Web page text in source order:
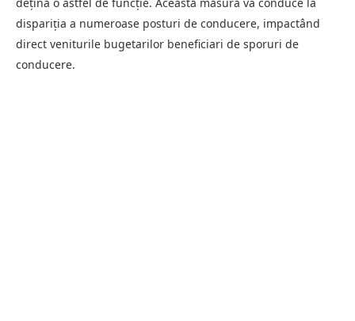
dispariția a numeroase posturi de conducere, impactând
direct veniturile bugetarilor beneficiari de sporuri de
conducere.